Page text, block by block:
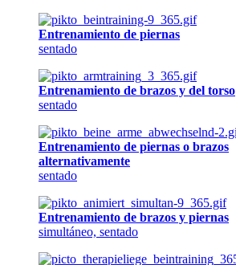
Entrenamiento de piernas
sentado
Entrenamiento de brazos y del torso
sentado
Entrenamiento de piernas o brazos
alternativamente
sentado
Entrenamiento de brazos y piernas
simultáneo, sentado